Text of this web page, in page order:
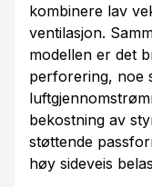
kombinere lav
ventilasjon.
modellen er det
perforering, noe
bekostning av
støttende
høy sideveis